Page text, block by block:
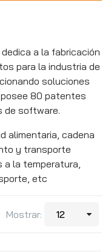
a la fabricación
para la industria de
soluciones
80 patentes
de software.
alimentaria, cadena
y transporte
a la temperatura,
etc
Mostrar: